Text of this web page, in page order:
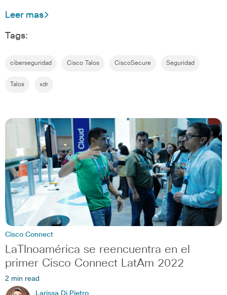
Leer mas
Tags:
ciberseguridad Cisco Talos CiscoSecure Seguridad
Talos xdr
Cisco Connect
LaTInoamérica se reencuentra en el
primer Cisco Connect LatAm 2022
2 min read
Larissa Di Pietro